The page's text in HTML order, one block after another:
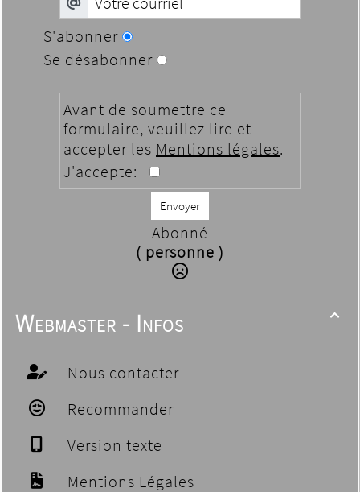
S'abonner
Se désabonner
Avant de soumettre ce
formulaire, veuillez lire et
accepter les Mentions légales.
J'accepte:
Envoyer
Abonné
( personne )

Webmaster - Infos
Nous contacter
Recommander
Version texte
Mentions Légales